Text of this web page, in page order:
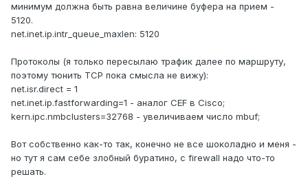
минимум должна быть равна величине буфера на прием -
5120.
net.inet.ip.intr_queue_maxlen: 5120
Протоколы (я только пересылаю трафик далее по маршруту,
поэтому тюнить TCP пока смысла не вижу):
net.isr.direct = 1
net.inet.ip.fastforwarding=1 - аналог CEF в Cisco;
kern.ipc.nmbclusters=32768 - увеличиваем число mbuf;
Вот собственно как-то так, конечно не все шоколадно и меня -
но тут я сам себе злобный буратино, с firewall надо что-то
решать.